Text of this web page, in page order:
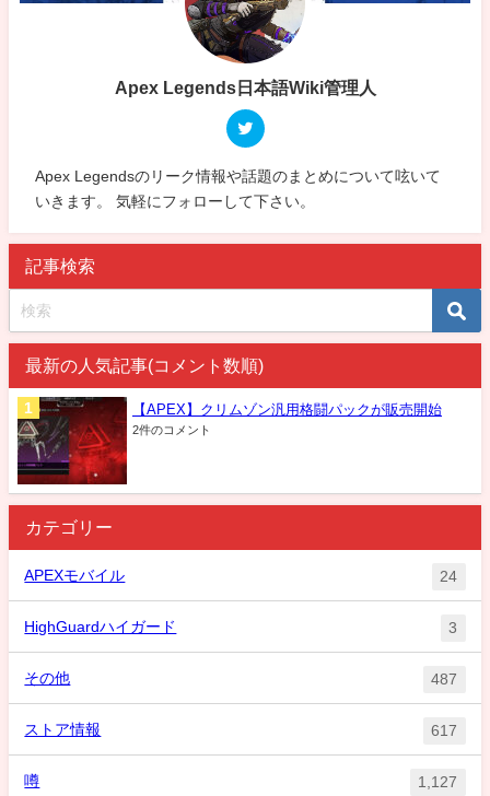
Apex Legends日本語Wiki管理人
Apex Legendsのリーク情報や話題のまとめについて呟いて
いきます。 気軽にフォローして下さい。
記事検索
最新の人気記事(コメント数順)
【APEX】クリムゾン汎用格闘パックが販売開始
2件のコメント
カテゴリー
APEXモバイル 24
HighGuardハイガード 3
その他 487
ストア情報 617
噂 1,127